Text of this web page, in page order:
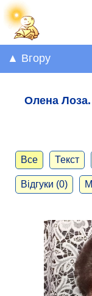
▲ Вгору
Олена Лоза.
Все Текст
Відгуки (0)